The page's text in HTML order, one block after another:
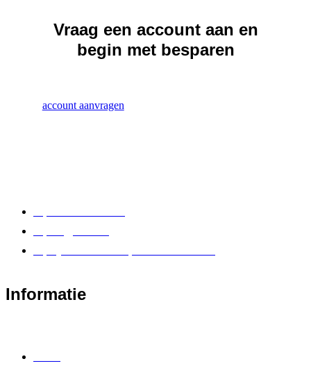
Vraag een account aan en
begin met besparen
account aanvragen
Informatie